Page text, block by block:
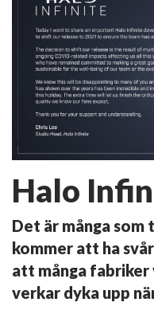
Halo
Det är många
kommer att ha
att många fabriker
verkar dyka upp